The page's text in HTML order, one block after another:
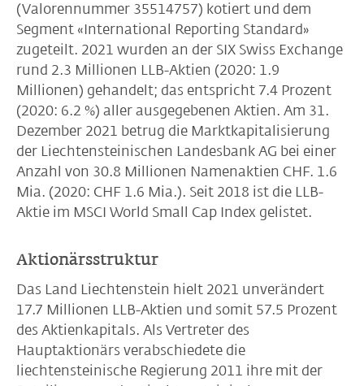
(Valorennummer 35514757) kotiert und dem
Segment «International Reporting Standard»
zugeteilt. 2021 wurden an der SIX Swiss Exchange
rund 2.3 Millionen LLB-Aktien (2020: 1.9
Millionen) gehandelt; das entspricht 7.4 Prozent
(2020: 6.2 %) aller ausgegebenen Aktien. Am 31.
Dezember 2021 betrug die Marktkapitalisierung
der Liechtensteinischen Landesbank AG bei einer
Anzahl von 30.8 Millionen Namenaktien CHF. 1.6
Mia. (2020: CHF 1.6 Mia.). Seit 2018 ist die LLB-
Aktie im MSCI World Small Cap Index gelistet.
Aktionärsstruktur
Das Land Liechtenstein hielt 2021 unverändert
17.7 Millionen LLB-Aktien und somit 57.5 Prozent
des Aktienkapitals. Als Vertreter des
Hauptaktionärs verabschiedete die
liechtensteinische Regierung 2011 ihre mit der